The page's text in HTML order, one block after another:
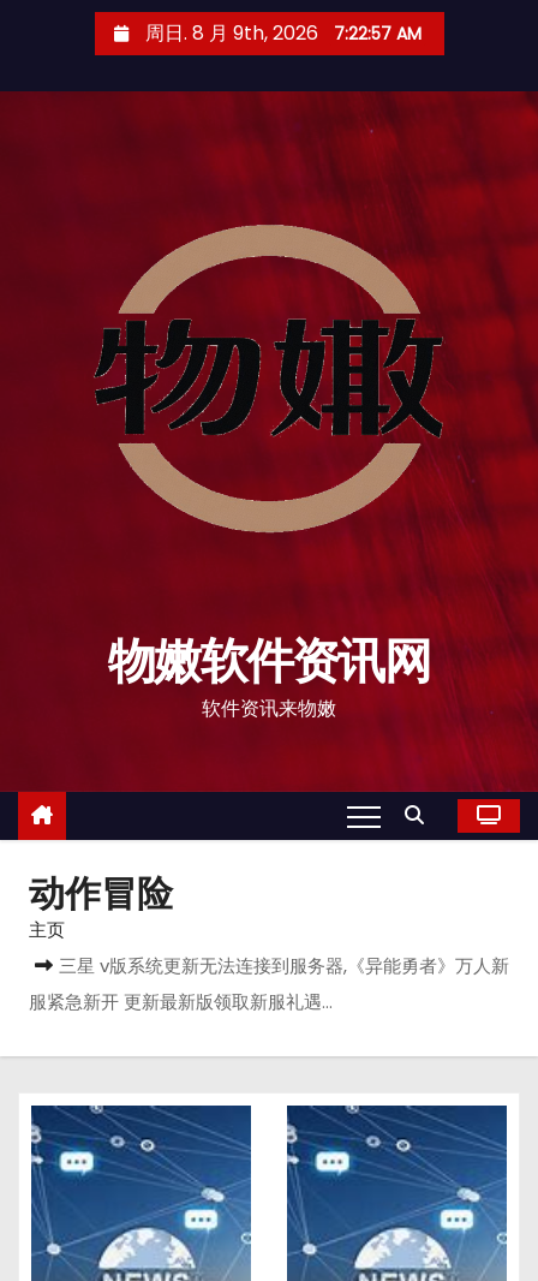
周日. 8 月 9th, 2026 7:22:58 AM
物嫩软件资讯网
软件资讯来物嫩
动作冒险
主页
三星 v版系统更新无法连接到服务器,《异能勇者》万人新
服紧急新开 更新最新版领取新服礼遇…